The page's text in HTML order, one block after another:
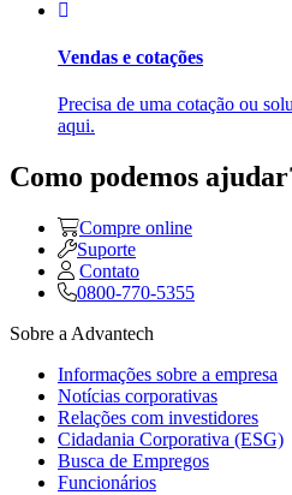
Vendas e cotações
Precisa de uma cotação ou
aqui.
Como podemos
Compre online
Suporte
Contato
0800-770-5355
Sobre a Advantech
Informações sobre a empresa
Notícias corporativas
Relações com investidores
Cidadania Corporativa (ESG)
Busca de Empregos
Funcionários